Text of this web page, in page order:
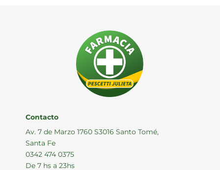
Contacto
Av. 7 de Marzo 1760 S3016 Santo Tomé,
Santa Fe
0342 474 0375
De 7 hs a 23hs